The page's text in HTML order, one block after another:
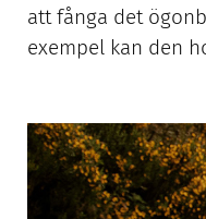
att fånga det
exempel kan den